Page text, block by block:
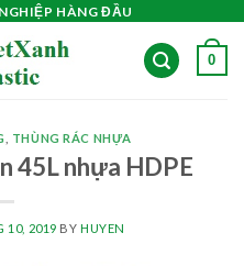
HÀNG ĐẦU
0
THÙNG RÁC NHỰA
45L nhựa HDPE
10, 2019 BY HUYEN